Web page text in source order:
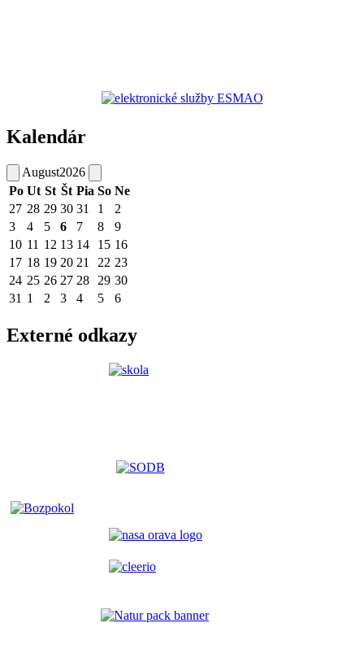
Kalendár
August2026
Po Ut St Št Pia So Ne
27 28 29 30 31 1
2
3
4 5 6 7 8
9
10 11 12 13 14 15 16
17 18 19 20 21 22 23
24 25 26 27 28 29 30
31 1 2 3 4 5 6
Externé odkazy